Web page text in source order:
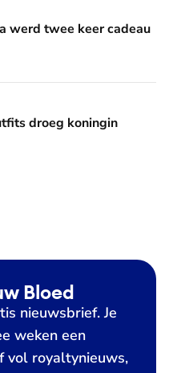
cadeau gegeven
werd twee keer cadeau
Máxima in juli
droeg koningin
Bloed
nieuwsbrief. Je
weken een
vol royaltynieuws,